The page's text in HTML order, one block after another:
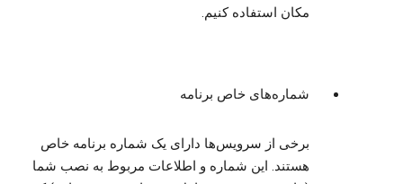
مکان استفاده کنیم.
شماره‌های خاص برنامه
برخی از سرویس‌ها دارای یک شماره برنامه خاص
هستند. این شماره و اطلاعات مربوط به نصب شما